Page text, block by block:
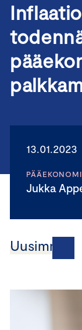
13.01.2023
Jukka
Uusimmat